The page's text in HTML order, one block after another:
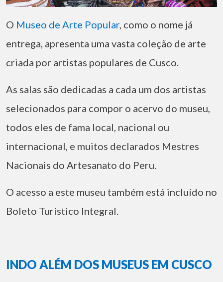
O Museo de Arte Popular, como o nome já
entrega, apresenta uma vasta coleção de arte
criada por artistas populares de Cusco.
As salas são dedicadas a cada um dos artistas
selecionados para compor o acervo do museu,
todos eles de fama local, nacional ou
internacional, e muitos declarados Mestres
Nacionais do Artesanato do Peru.
O acesso a este museu também está incluído no
Boleto Turístico Integral.
INDO ALÉM DOS MUSEUS EM CUSCO